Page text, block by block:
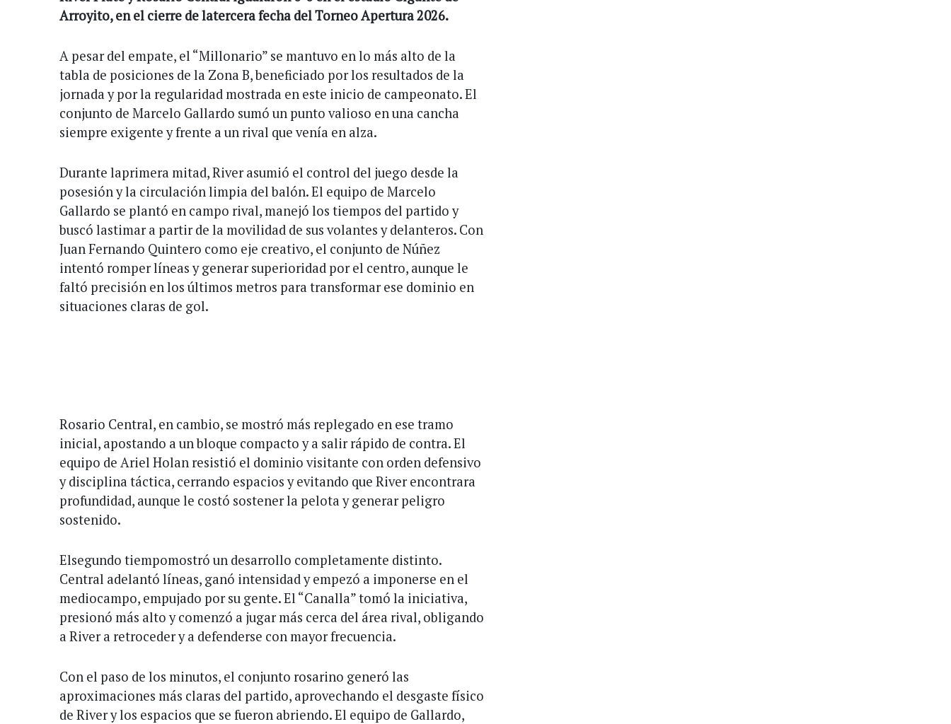
Arroyito, en el cierre de latercera fecha del Torneo Apertura 2026.
A pesar del empate, el “Millonario” se mantuvo en lo más alto de la
tabla de posiciones de la Zona B, beneficiado por los resultados de la
jornada y por la regularidad mostrada en este inicio de campeonato. El
conjunto de Marcelo Gallardo sumó un punto valioso en una cancha
siempre exigente y frente a un rival que venía en alza.
Durante laprimera mitad, River asumió el control del juego desde la
posesión y la circulación limpia del balón. El equipo de Marcelo
Gallardo se plantó en campo rival, manejó los tiempos del partido y
buscó lastimar a partir de la movilidad de sus volantes y delanteros. Con
Juan Fernando Quintero como eje creativo, el conjunto de Núñez
intentó romper líneas y generar superioridad por el centro, aunque le
faltó precisión en los últimos metros para transformar ese dominio en
situaciones claras de gol.
Rosario Central, en cambio, se mostró más replegado en ese tramo
inicial, apostando a un bloque compacto y a salir rápido de contra. El
equipo de Ariel Holan resistió el dominio visitante con orden defensivo
y disciplina táctica, cerrando espacios y evitando que River encontrara
profundidad, aunque le costó sostener la pelota y generar peligro
sostenido.
Elsegundo tiempomostró un desarrollo completamente distinto.
Central adelantó líneas, ganó intensidad y empezó a imponerse en el
mediocampo, empujado por su gente. El “Canalla” tomó la iniciativa,
presionó más alto y comenzó a jugar más cerca del área rival, obligando
a River a retroceder y a defenderse con mayor frecuencia.
Con el paso de los minutos, el conjunto rosarino generó las
aproximaciones más claras del partido, aprovechando el desgaste físico
de River y los espacios que se fueron abriendo. El equipo de Gallardo,